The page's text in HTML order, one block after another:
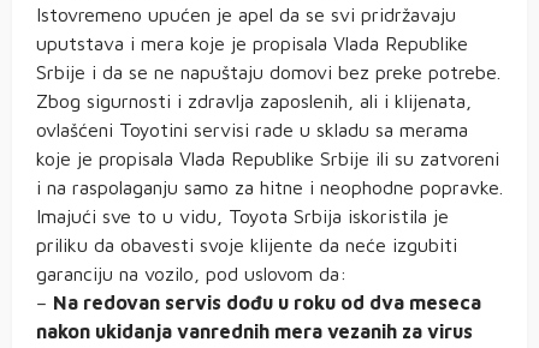
Istovremeno upućen je apel da se svi pridržavaju
uputstava i mera koje je propisala Vlada Republike
Srbije i da se ne napuštaju domovi bez preke potrebe.
Zbog sigurnosti i zdravlja zaposlenih, ali i klijenata,
ovlašćeni Toyotini servisi rade u skladu sa merama
koje je propisala Vlada Republike Srbije ili su zatvoreni
i na raspolaganju samo za hitne i neophodne popravke.
Imajući sve to u vidu, Toyota Srbija iskoristila je
priliku da obavesti svoje klijente da neće izgubiti
garanciju na vozilo, pod uslovom da:
– Na redovan servis dođu u roku od dva meseca
nakon ukidanja vanrednih mera vezanih za virus